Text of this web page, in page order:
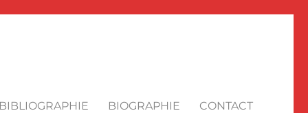
BIOGRAPHIE CONTACT